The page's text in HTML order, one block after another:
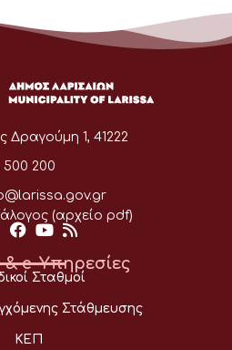
Δραγούμη 1, 41222
500 200
(αρχείο pdf)
e-Υπηρεσίες
Σταθμοί
Στάθμευσης
ΚΕΠ